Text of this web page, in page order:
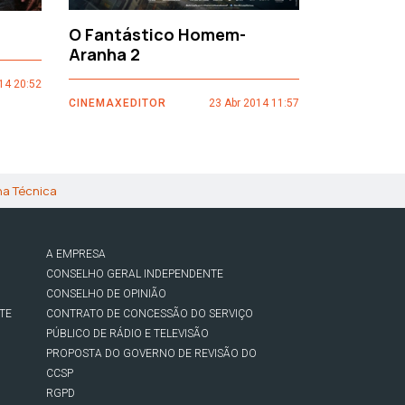
20:52
O Fantástico Homem-
Aranha 2
CINEMAXEDITOR 23 Abr 2014 11:57
Técnica
A EMPRESA
CONSELHO GERAL INDEPENDENTE
CONSELHO DE OPINIÃO
CONTRATO DE CONCESSÃO DO SERVIÇO
PÚBLICO DE RÁDIO E TELEVISÃO
PROPOSTA DO GOVERNO DE REVISÃO DO
CCSP
RGPD